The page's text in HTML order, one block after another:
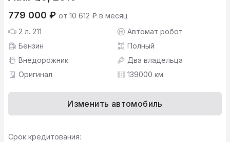
779 000 ₽ от 10 612 ₽ в месяц
2 л. 211
Автомат робот
Бензин
Полный
Внедорожник
Два владельца
Оригинал
139000 км.
Изменить автомобиль
Срок кредитования: